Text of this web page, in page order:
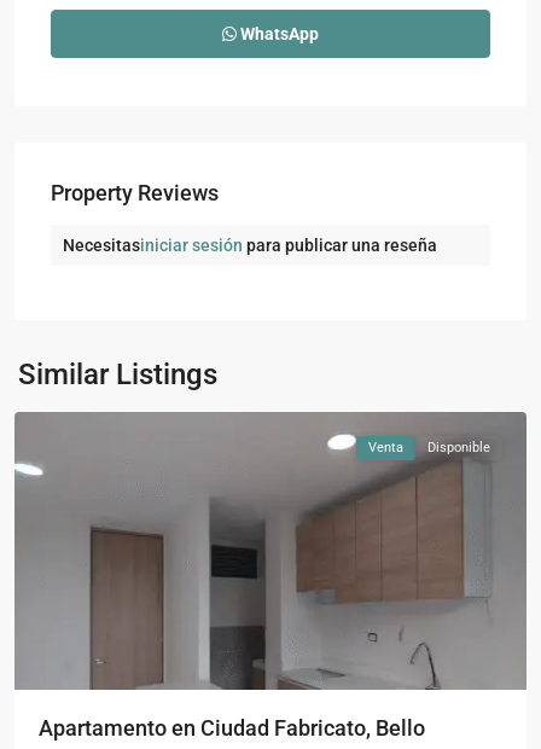
WhatsApp
Property Reviews
Necesitasiniciar sesión para publicar una reseña
Similar Listings
Fabricato
Bello
Venta Disponible
Apartamento en Ciudad Fabricato, Bello